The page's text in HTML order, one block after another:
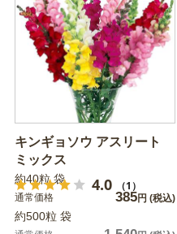
キンギョソウ アスリート
ミックス
4.0 （1）
約40粒 袋
通常価格 385円 (税込)
約500粒 袋